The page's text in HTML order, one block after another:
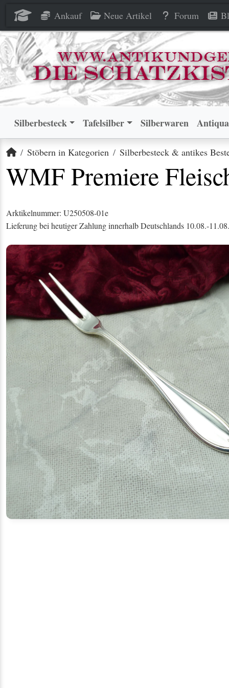
Ankauf Neue Artikel Forum
Silberbesteck Tafelsilber Silberwaren
Startseite
Stöbern in Kategorien Silberbesteck & antikes
WMF Premiere
Arktikelnummer: U250508-01e
Lieferung bei heutiger Zahlung innerhalb Deutschlands 10.08.-11.08.
WMF Premiere Fleischgabel
WMF Premiere Fleischgabel